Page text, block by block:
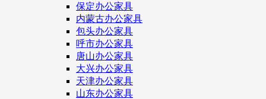
保定办公家具
内蒙古办公家具
包头办公家具
呼市办公家具
唐山办公家具
大兴办公家具
天津办公家具
山东办公家具